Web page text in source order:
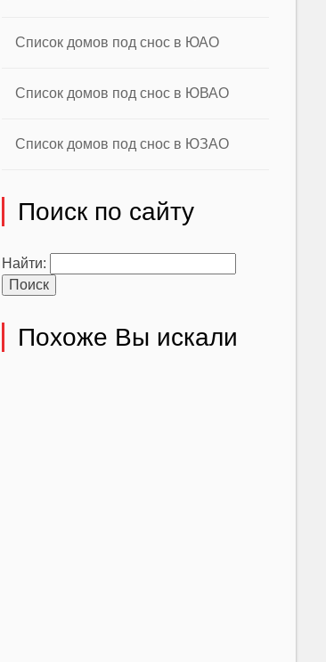
Список домов под снос в ЮАО
Список домов под снос в ЮВАО
Список домов под снос в ЮЗАО
Поиск по сайту
Найти:
Похоже Вы искали